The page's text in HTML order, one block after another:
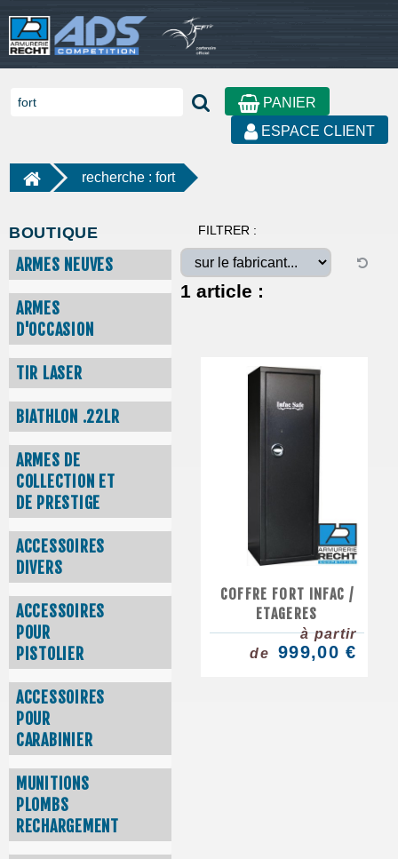
PANIER
ESPACE CLIENT
recherche : fort
BOUTIQUE
ARMES NEUVES
ARMES
D'OCCASION
TIR LASER
BIATHLON .22LR
ARMES DE
COLLECTION ET
DE PRESTIGE
ACCESSOIRES
DIVERS
ACCESSOIRES
POUR
PISTOLIER
ACCESSOIRES
POUR
CARABINIER
MUNITIONS
PLOMBS
RECHARGEMENT
FILTRER :
1 article :
COFFRE FORT INFAC /
ETAGERES
à partir
de
999,00 €